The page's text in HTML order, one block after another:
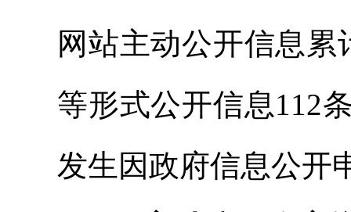
网站主动公开信息
等形式公开信息112
发生因政府信息公开